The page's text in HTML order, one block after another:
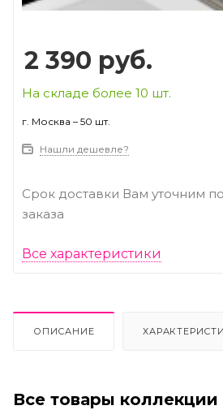
2 390 руб.
На складе более 10 шт.
г. Москва – 50 шт.
Нашли дешевле?
Срок доставки Вам уточним
заказа
Все характеристики
ОПИСАНИЕ
Все товары коллекции